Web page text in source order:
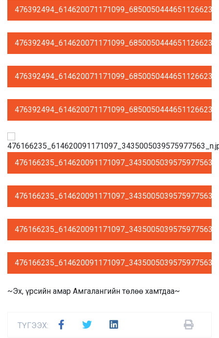
~Эх, үрсийн амар Амгалангийн төлөө хамтдаа~
ТҮГЭЭХ: